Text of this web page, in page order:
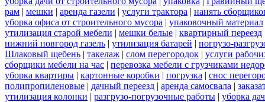
рам | мешки | аренда газели | услуги трактора | нанять
уборка офиса от строительного мусора | упаковочный материал
утилизация старой мебели | мешки белые | квартирный переезд
нижний новгород газель | утилизация батарей | погрузо-
Шлаковый щебень | такелаж | слом перегородок | услуги
сборщики мебели на час | перевозка мебели с грузчиками
уборка квартиры | картонные коробки | погрузка | снос
полипропиленовые | дачный переезд | аренда самосвала |
утилизация колонки | разгрузо-погрузочные работы | уборка